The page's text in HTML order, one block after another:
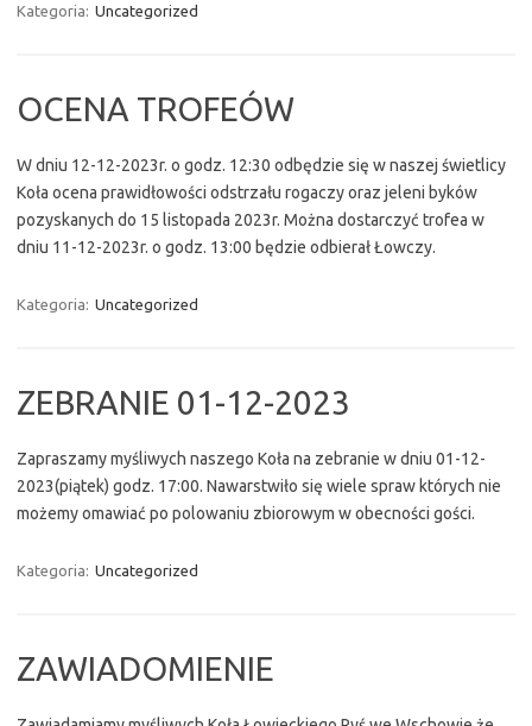
Kategoria: Uncategorized
OCENA TROFEÓW
W dniu 12-12-2023r. o godz. 12:30 odbędzie się w naszej świetlicy
Koła ocena prawidłowości odstrzału rogaczy oraz jeleni byków
pozyskanych do 15 listopada 2023r. Można dostarczyć trofea w
dniu 11-12-2023r. o godz. 13:00 będzie odbierał Łowczy.
Kategoria: Uncategorized
ZEBRANIE 01-12-2023
Zapraszamy myśliwych naszego Koła na zebranie w dniu 01-12-
2023(piątek) godz. 17:00. Nawarstwiło się wiele spraw których nie
możemy omawiać po polowaniu zbiorowym w obecności gości.
Kategoria: Uncategorized
ZAWIADOMIENIE